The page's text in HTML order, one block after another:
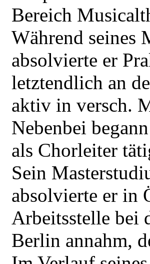
Bereich
Während seines
absolvierte er
letztendlich an
aktiv in versch.
Nebenbei
als Chorleiter
Sein
absolvierte er in
Arbeitsstelle bei
Berlin annahm,